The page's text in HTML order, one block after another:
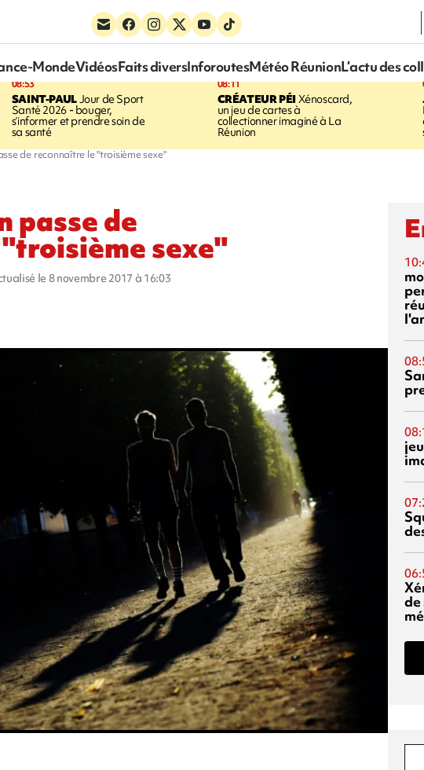
MondeVidéosFaits diversInforoutesMétéo RéunionL’actu des
08:53
SAINT-PAULJour de Sport
Santé 2026 - bouger,
s’informer et prendre soin de
sa santé
08:11
CRÉATEUR PÉIXénoscard,
un jeu de cartes à
collectionner imaginé à La
Réunion
de reconnaître le "troisième sexe"
passe de
sexe"
le 8 novembre 2017 à 16:03
de